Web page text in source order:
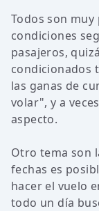
Todos son
condiciones
pasajeros,
condicionados
las ganas de
volar", y a
aspecto.
Otro tema son
fechas es
hacer el vuelo
todo un día